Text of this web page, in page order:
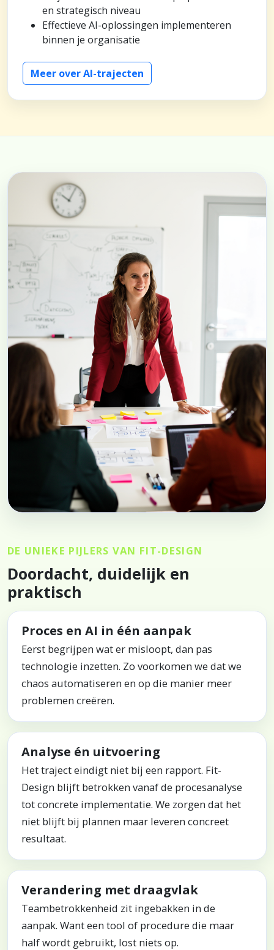
en strategisch niveau
Effectieve AI-oplossingen implementeren
binnen je organisatie
Meer over AI-trajecten
DE UNIEKE PIJLERS VAN FIT-DESIGN
Doordacht, duidelijk en
praktisch
Proces en AI in één aanpak
Eerst begrijpen wat er misloopt, dan pas
technologie inzetten. Zo voorkomen we dat we
chaos automatiseren en op die manier meer
problemen creëren.
Analyse én uitvoering
Het traject eindigt niet bij een rapport. Fit-
Design blijft betrokken vanaf de procesanalyse
tot concrete implementatie. We zorgen dat het
niet blijft bij plannen maar leveren concreet
resultaat.
Verandering met draagvlak
Teambetrokkenheid zit ingebakken in de
aanpak. Want een tool of procedure die maar
half wordt gebruikt, lost niets op.